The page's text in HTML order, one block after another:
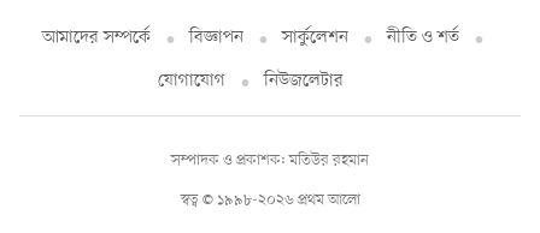
আমাদের সম্পর্কে বিজ্ঞাপন সার্কুলেশন
নীতি ও শর্ত
যোগাযোগ
নিউজলেটার
স্বত্ব © ১৯৯৮-২০২৬ প্রথম আলো
সম্পাদক ও প্রকাশক: মতিউর রহমান